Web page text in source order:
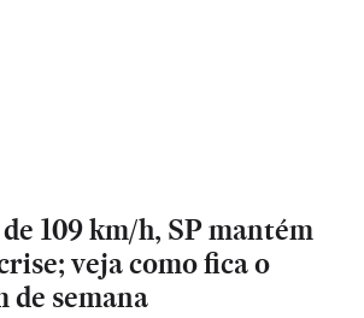
109 km/h, SP mantém
veja como fica o
de semana